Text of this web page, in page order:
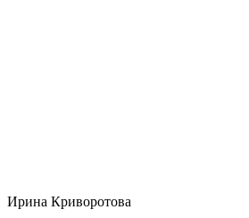
Ирина Криворотова